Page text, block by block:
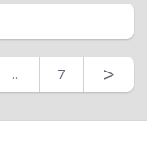
... 7 >